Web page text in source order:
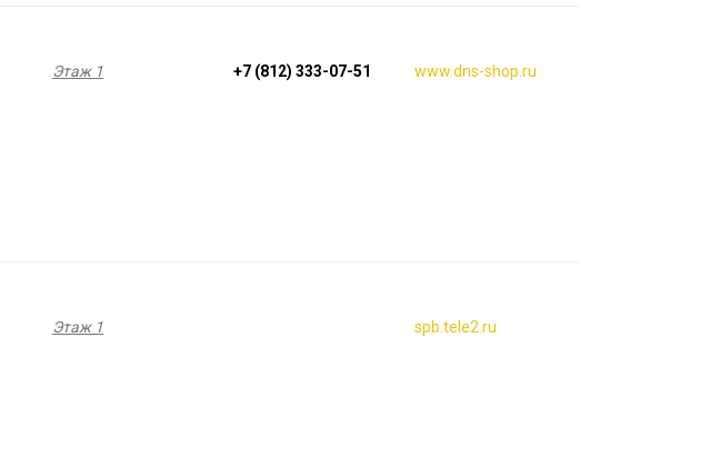
Этаж 1 +7 (812) 333-07-51 www.dns-shop.ru
Этаж 1 spb.tele2.ru